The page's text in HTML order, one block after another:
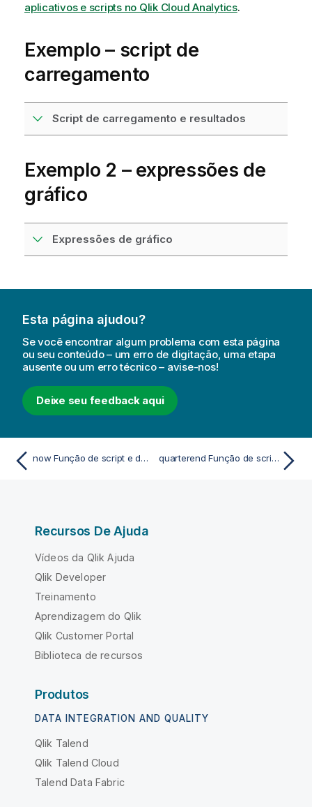
aplicativos e scripts no Qlik Cloud Analytics.
Exemplo – script de
carregamento
Script de carregamento e resultados
Exemplo 2 – expressões de
gráfico
Expressões de gráfico
Esta página ajudou?
Se você encontrar algum problema com esta página
ou seu conteúdo – um erro de digitação, uma etapa
ausente ou um erro técnico – avise-nos!
Deixe seu feedback aqui
now Função de script e de gráfico quarterend Função de script e de gráfico
Recursos De Ajuda
Vídeos da Qlik Ajuda
Qlik Developer
Treinamento
Aprendizagem do Qlik
Qlik Customer Portal
Biblioteca de recursos
Produtos
DATA INTEGRATION AND QUALITY
Qlik Talend
Qlik Talend Cloud
Talend Data Fabric